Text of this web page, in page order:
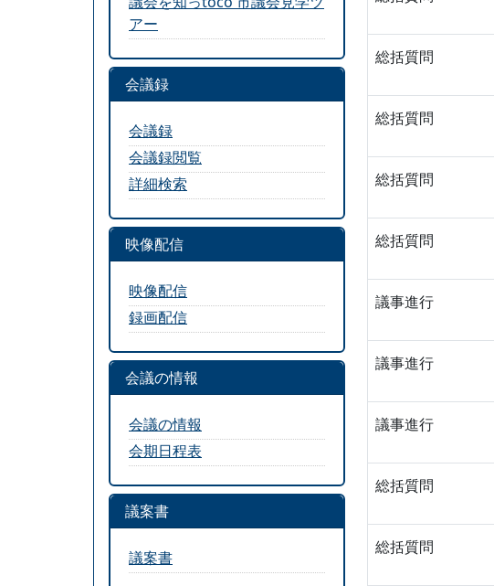
総括質問
総括質問
総括質問
総括質問
議事進行
議事進行
議事進行
総括質問
総括質問
アー
会議録
会議録
会議録閲覧
詳細検索
映像配信
映像配信
録画配信
会議の情報
会議の情報
会期日程表
議案書
議案書